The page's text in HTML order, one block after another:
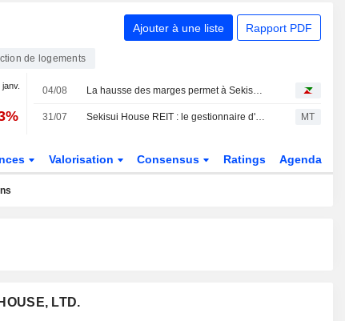
Ajouter à une liste Rapport PDF
de logements
04/08 La hausse des marges permet à Sekisui House de surmonter la crise du logement
31/07 Sekisui House REIT : le gestionnaire d'actifs lance une activité de fonds privés MT
Valorisation Consensus Ratings Agenda
LTD.